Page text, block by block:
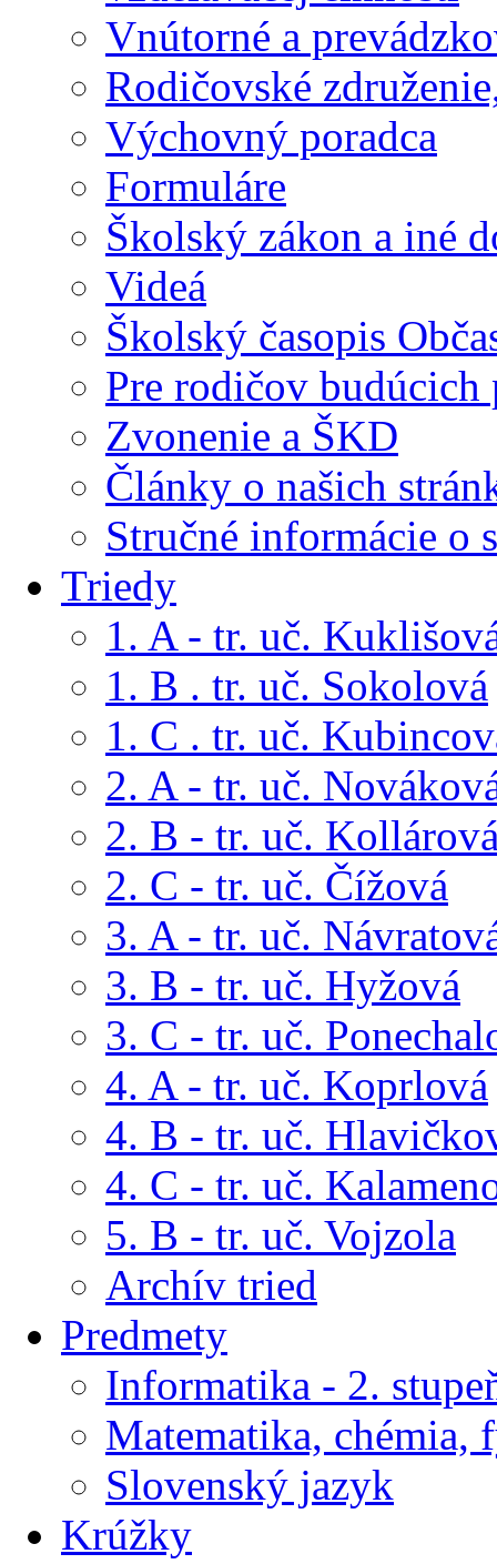
Vnútorné a
Rodičovské
Výchovný poradca
Formuláre
Školský zákon a iné
Videá
Školský časopis
Pre rodičov budúcich
Zvonenie a ŠKD
Články o našich
Stručné informácie o
Triedy
1. A - tr. uč.
1. B . tr. uč. Sokolová
1. C . tr. uč.
2. A - tr. uč.
2. B - tr. uč.
2. C - tr. uč. Čížová
3. A - tr. uč.
3. B - tr. uč. Hyžová
3. C - tr. uč.
4. A - tr. uč. Koprlová
4. B - tr. uč.
4. C - tr. uč.
5. B - tr. uč. Vojzola
Archív tried
Predmety
Informatika - 2.
Matematika, chémia,
Slovenský jazyk
Krúžky